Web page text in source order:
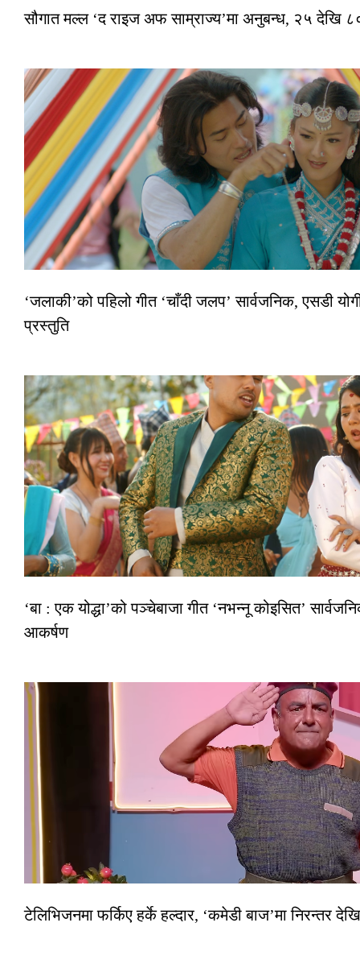
सौगात मल्ल ‘द राइज अफ साम्राज्य’मा अनुबन्ध, २५ देखि
‘जलाकी’को पहिलो गीत ‘चाँदी जलप’ सार्वजनिक, एसडी
प्रस्तुति
‘बा : एक योद्धा’को पञ्चेबाजा गीत ‘नभन्नू कोइसित’
आकर्षण
टेलिभिजनमा फर्किए हर्के हल्दार, ‘कमेडी बाज’मा निरन्तर